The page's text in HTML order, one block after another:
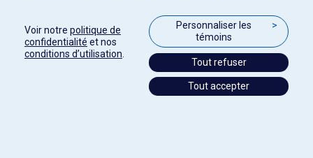
Personnaliser les
témoins
>
Tout refuser
Tout accepter
Voir notre politique de
confidentialité et nos
conditions d’utilisation